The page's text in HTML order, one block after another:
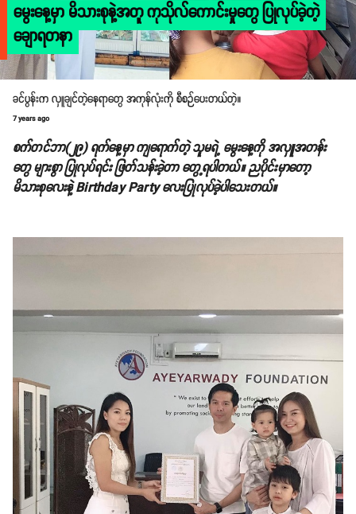
မွေးနေ့မှာ မိသားစုနဲ့အတူ ကုသိုလ်ကောင်းမှုတွေ ပြုလုပ်ခဲ့တဲ့
ချောရတနာ
ခင်ပွန်းက လှူချင်တဲ့နေရာတွေ အကုန်လုံးကို စီစဉ်ပေးတယ်တဲ့။
7 years ago
စက်တင်ဘာ(၂၉) ရက်နေ့မှာ ကျရောက်တဲ့ သူမရဲ့ မွေးနေ့ကို အလှူအတန်း
တွေ များစွာ ပြုလုပ်ရင်း ဖြတ်သန်းခဲ့တာ တွေ့ရပါတယ်။ ညပိုင်းမှာတော့
မိသားစုလေးနဲ့ Birthday Party လေးပြုလုပ်ခဲ့ပါသေးတယ်။